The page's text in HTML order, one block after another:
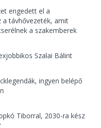
engedett el a
a távhővezeték, amit
a szakemberek
Szalai Bálint
ingyen belépő
Tiborral, 2030-ra kész